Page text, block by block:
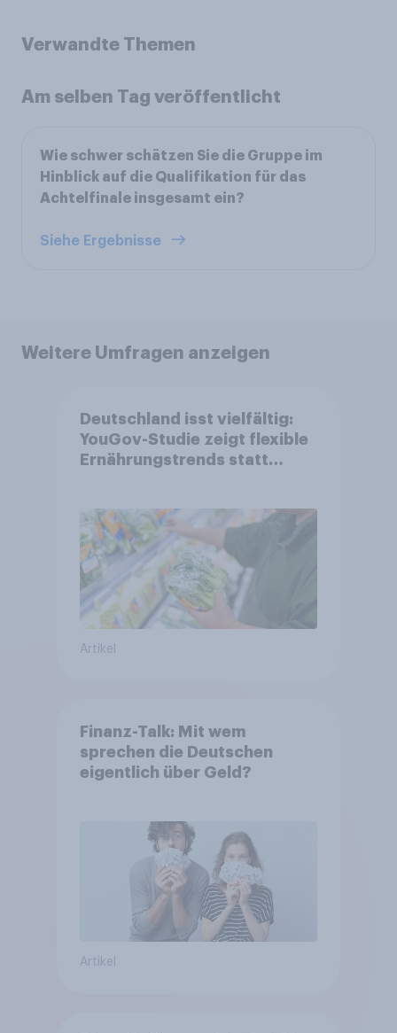
Verwandte Themen
Am selben Tag veröffentlicht
Wie schwer schätzen Sie die Gruppe im
Hinblick auf die Qualifikation für das
Achtelfinale insgesamt ein?
Siehe Ergebnisse
Weitere Umfragen anzeigen
Deutschland isst vielfältig:
YouGov-Studie zeigt flexible
Ernährungstrends statt
Artikel
Finanz-Talk: Mit wem
sprechen die Deutschen
eigentlich über Geld?
Artikel